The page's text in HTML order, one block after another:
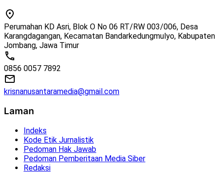
Perumahan KD Asri, Blok O No 06 RT/RW 003/006, Desa
Karangdagangan, Kecamatan Bandarkedungmulyo, Kabupaten
Jombang, Jawa Timur
0856 0057 7892
krisnanusantaramedia@gmail.com
Laman
Indeks
Kode Etik Jurnalistik
Pedoman Hak Jawab
Pedoman Pemberitaan Media Siber
Redaksi